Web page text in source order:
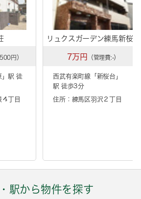
円）
」駅 徒
丁目
リュクスガーデン練馬新桜台
7万円 （管理費:-）
西武有楽町線「 新桜台 」
駅 徒歩3分
住所：練馬区羽沢２丁目
駅から物件を探す